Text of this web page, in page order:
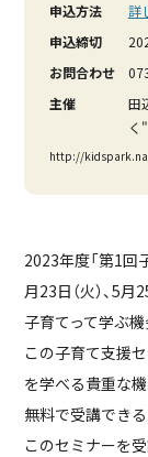
申込方法
詳
申込締切
お問合わせ
主催
田
く"
http://
2023年度「第1回
月23日（火）、5月
子育てって学ぶ
この子育て支援
を学べる貴重な機
無料で受講でき
このセミナーを